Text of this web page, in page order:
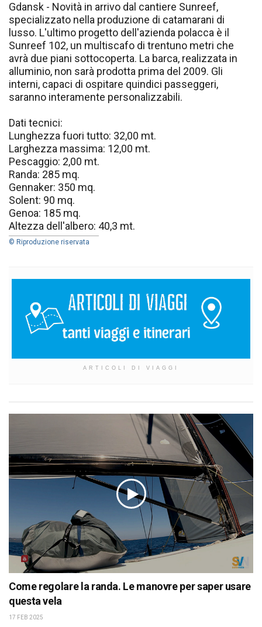
Gdansk - Novità in arrivo dal cantiere Sunreef,
specializzato nella produzione di catamarani di
lusso. L'ultimo progetto dell'azienda polacca è il
Sunreef 102, un multiscafo di trentuno metri che
avrà due piani sottocoperta. La barca, realizzata in
alluminio, non sarà prodotta prima del 2009. Gli
interni, capaci di ospitare quindici passeggeri,
saranno interamente personalizzabili.
Dati tecnici:
Lunghezza fuori tutto: 32,00 mt.
Larghezza massima: 12,00 mt.
Pescaggio: 2,00 mt.
Randa: 285 mq.
Gennaker: 350 mq.
Solent: 90 mq.
Genoa: 185 mq.
Altezza dell'albero: 40,3 mt.
© Riproduzione riservata
ARTICOLI DI VIAGGI
Come regolare la randa. Le manovre per saper usare
questa vela
17 FEB 2025